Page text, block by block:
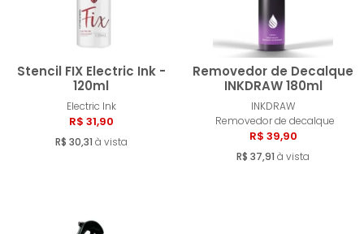
Stencil FIX Electric Ink -
120ml
Electric Ink
R$ 31,90
R$ 30,31 à vista
Comprar
Removedor de Decalque
INKDRAW 180ml
INKDRAW
Removedor de decalque
R$ 39,90
R$ 37,91 à vista